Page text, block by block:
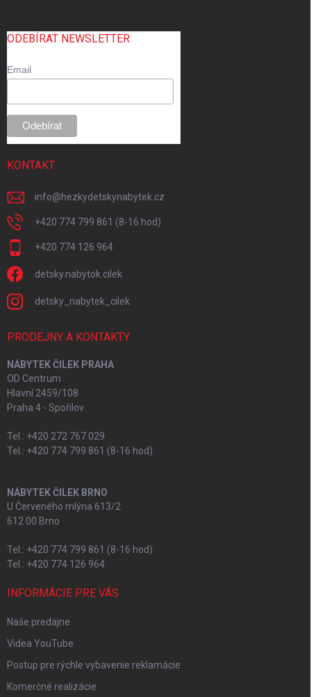
ODEBÍRAT NEWSLETTER
Email
KONTAKT
info@hezkydetskynabytek.cz
+420 774 799 861 (8-16 hod)
+420 774 126 964
detsky.nabytok.cilek
detsky_nabytek_cilek
PRODEJNY A KONTAKTY
NÁBYTEK ČILEK PRAHA
OD Centrum
Hlavní 2459/108
Praha 4 - Spořilov
Tel.: +420 272 767 029
Tel.: +420 774 799 861 (8-16 hod)
NÁBYTEK ČILEK BRNO
U Červeného mlýna 613/2
612 00 Brno
Tel.: +420 774 799 861 (8-16 hod)
Tel.: +420 774 126 964
INFORMÁCIE PRE VÁS
Naše predajne
Videa YouTube
Postup pre rýchle vybavenie reklamácie
Komerčné realizácie